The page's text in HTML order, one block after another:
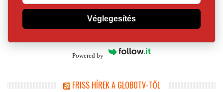
Véglegesítés
Powered by
FRISS HÍREK A GLOBOTV-TŐL